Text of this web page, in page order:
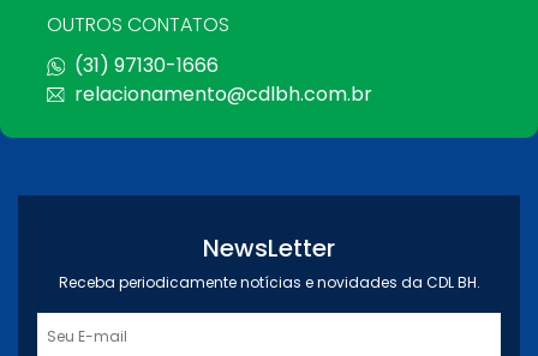
OUTROS CONTATOS
(31) 97130-1666
relacionamento@cdlbh.com.br
NewsLetter
Receba periodicamente notícias e novidades da CDL BH.